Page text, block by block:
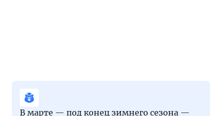
В марте — под конец зимнего сезона —